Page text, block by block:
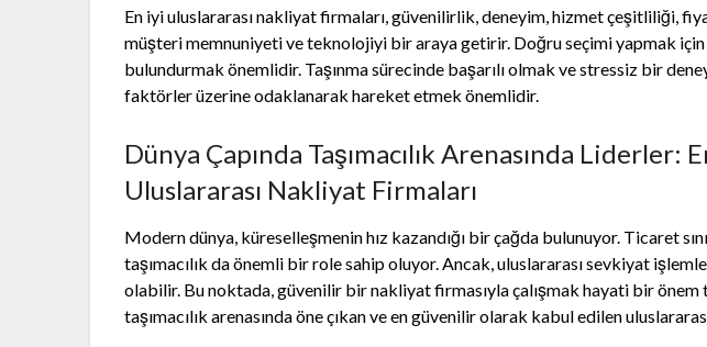
En iyi uluslararası nakliyat firmaları, güvenilirlik, deneyim, hizmet çeşitliliği,
müşteri memnuniyeti ve teknolojiyi bir araya getirir. Doğru seçimi yapmak
bulundurmak önemlidir. Taşınma sürecinde başarılı olmak ve stressiz bir
faktörler üzerine odaklanarak hareket etmek önemlidir.
Dünya Çapında Taşımacılık Arenasında Liderler:
Uluslararası Nakliyat Firmaları
Modern dünya, küreselleşmenin hız kazandığı bir çağda bulunuyor. Ticaret
taşımacılık da önemli bir role sahip oluyor. Ancak, uluslararası sevkiyat
olabilir. Bu noktada, güvenilir bir nakliyat firmasıyla çalışmak hayati bir önem
taşımacılık arenasında öne çıkan ve en güvenilir olarak kabul edilen